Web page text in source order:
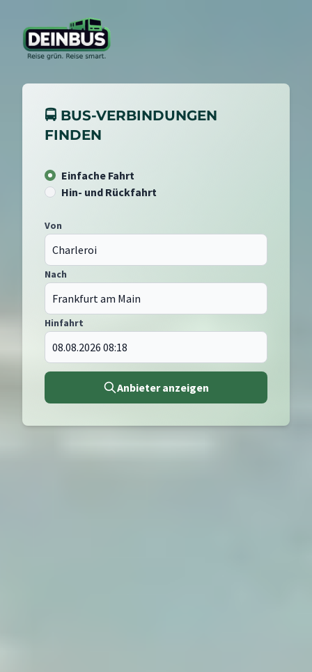
🚍 BUS-VERBINDUNGEN
FINDEN
Einfache Fahrt
Hin- und Rückfahrt
Von
Nach
Hinfahrt
Anbieter anzeigen